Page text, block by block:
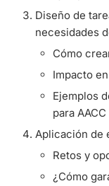
Diseño de
necesidades
Cómo
Impacto
Ejemplos
para AACC
Aplicación de
Retos y
¿Cómo